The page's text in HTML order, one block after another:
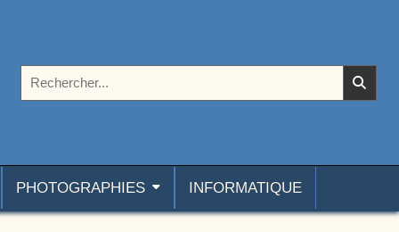
PHOTOGRAPHIES INFORMATIQUE